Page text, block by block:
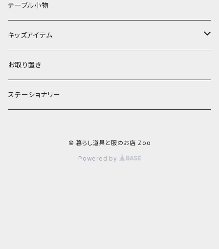
ランプ
ボウル
お茶碗
汁椀・丼ぶり
エプロン
財布・ポーチ
雨傘・日傘
靴・くつした
タオル
クッションカバー
スローケット
テーブル小物
キッズアイテム
靴
スタイ・エプロン
お取り置き
ステーショナリー
© 暮らし道具と服のお店 Zoo
Powered by